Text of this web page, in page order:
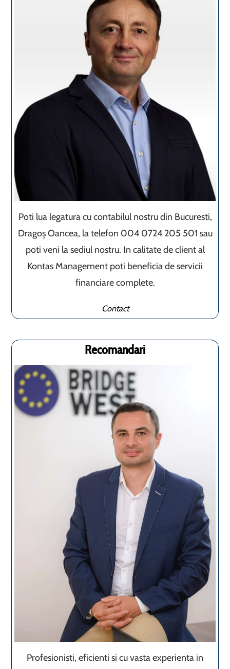
Poti lua legatura cu contabilul nostru din Bucuresti,
Dragoș Oancea, la telefon 004 0724 205 501 sau
poti veni la sediul nostru. In calitate de client al
Kontas Management poti beneficia de servicii
financiare complete.
Contact
Recomandari
Profesionisti, eficienti si cu vasta experienta in